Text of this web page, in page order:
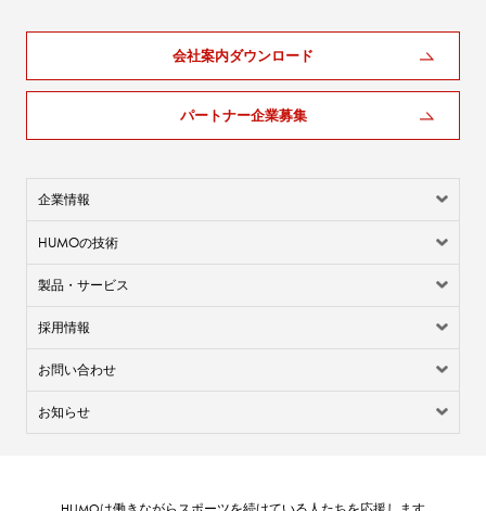
会社案内ダウンロード
パートナー企業募集
企業情報
HUMOの技術
製品・サービス
採用情報
お問い合わせ
お知らせ